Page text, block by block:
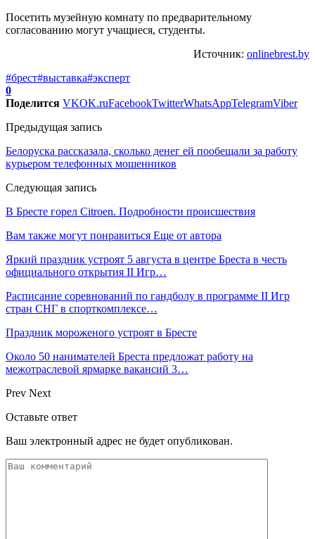
Посетить музейную комнату по предварительному
согласованию могут учащиеся, студенты.
Источник: onlinebrest.by
#брест#выставка#эксперт
0
Поделится VKOK.ruFacebookTwitterWhatsAppTelegramViber
Предыдущая запись
Белоруска рассказала, сколько денег ей пообещали за работу
курьером телефонных мошенников
Следующая запись
В Бресте горел Citroen. Подробности происшествия
Вам также могут понравиться Еще от автора
Яркий праздник устроят 5 августа в центре Бреста в честь
официального открытия II Игр…
Расписание соревнований по гандболу в программе II Игр
стран СНГ в спорткомплексе…
Праздник мороженого устроят в Бресте
Около 50 нанимателей Бреста предложат работу на
межотраслевой ярмарке вакансий 3…
Prev Next
Оставьте ответ
Ваш электронный адрес не будет опубликован.